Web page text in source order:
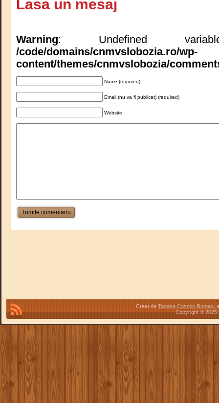
Lasa un mesaj
Warning: Undefined
/code/domains/cnmvslobozia.ro/wp-
content/themes/cnmvslobozia/
Nume (required)
Email (nu va fi publicat) (required)
Website
Creat de Tanase Cosmin Romeo,
Copyright © 2025